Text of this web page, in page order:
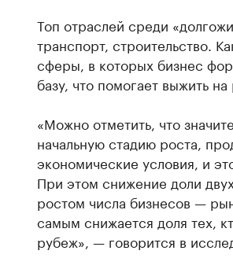
Топ отраслей среди
транспорт, строительство.
сферы, в которых бизнес
базу, что помогает выжить на
«Можно отметить, что
начальную стадию роста,
экономические условия, и
При этом снижение доли
ростом числа бизнесов —
самым снижается доля тех,
рубеж», — говорится в